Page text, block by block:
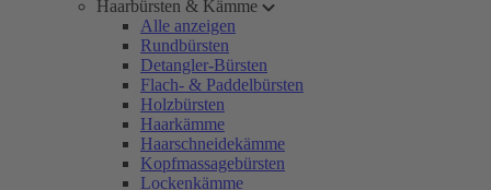
Haarbürsten & Kämme
Alle anzeigen
Rundbürsten
Detangler-Bürsten
Flach- & Paddelbürsten
Holzbürsten
Haarkämme
Haarschneidekämme
Kopfmassagebürsten
Lockenkämme